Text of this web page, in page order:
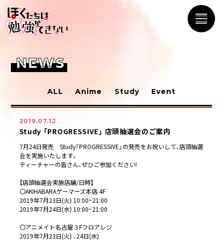
NEWS
ALL Anime Study Event
2019.07.12
Study 「PROGRESSIVE」 店頭抽選会のご案内
7月24日発売 Study「PROGRESSIVE」の発売をお祝いして、店頭抽選
会を実施いたします。
ティーチャーの皆さん、ぜひご参加ください!
【店頭抽選会実施店舗/日時】
〇AKIHABARAゲーマーズ本店 4F
2019年7月23日(火) 10:00~21:00
2019年7月24日(水) 10:00~21:00
〇アニメイト名古屋３Fフロアレジ
2019年7月23日(火) 、24日(水)